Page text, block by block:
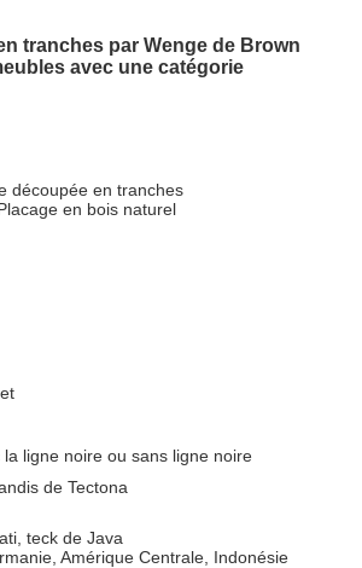
tranches par Wenge de Brown
avec une catégorie
découpée en tranches
en bois naturel
la ligne noire ou sans ligne noire
de Tectona
teck de Java
Amérique Centrale, Indonésie